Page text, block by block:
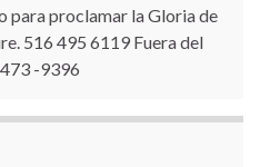
para proclamar la Gloria de
516 495 6119 Fuera del
-9396